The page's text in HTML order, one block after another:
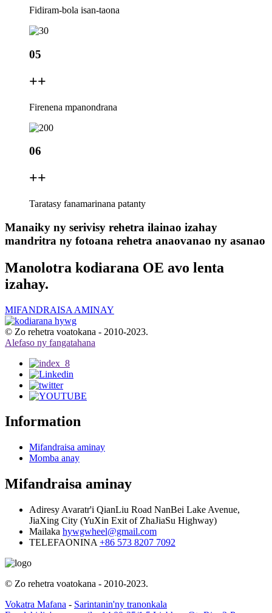
Fidiram-bola isan-taona
05
++
Firenena mpanondrana
06
++
Taratasy fanamarinana patanty
Manaiky ny serivisy rehetra ilainao izahay
mandritra ny fotoana rehetra anaovanao ny asanao
Manolotra kodiarana OE avo lenta
izahay.
MIFANDRAISA AMINAY
© Zo rehetra voatokana - 2010-2023.
Alefaso ny fangatahana
Information
Mifandraisa aminay
Momba anay
Mifandraisa aminay
Adiresy Avaratr'i QianLiu Road NanBei Lake Avenue,
JiaXing City (YuXin Exit of ZhaJiaSu Highway)
Mailaka hywgwheel@gmail.com
TELEFAONINA +86 573 8207 7092
© Zo rehetra voatokana - 2010-2023.
Vokatra Mafana - Sarintanin'ny tranonkala